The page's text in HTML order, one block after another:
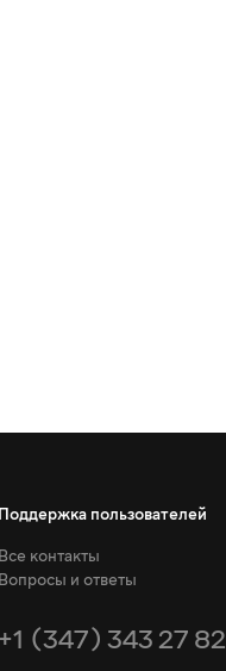
Поддержка пользователей
Все контакты
Вопросы и ответы
+1 (347) 343 27 82